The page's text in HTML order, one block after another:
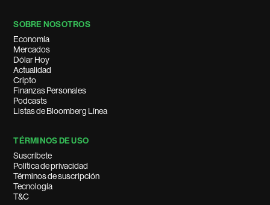
SOBRE NOSOTROS
Economía
Mercados
Dólar Hoy
Actualidad
Cripto
Finanzas Personales
Podcasts
Listas de Bloomberg Línea
TÉRMINOS DE USO
Suscríbete
Política de privacidad
Términos de suscripción
Tecnología
T&C